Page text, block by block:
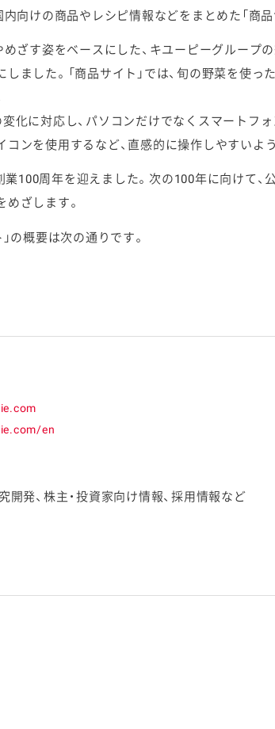
内向けの商品やレシピ情報などをまとめた「商品
めざす姿をベースにした、キユーピーグループ
ました。「商品サイト」では、旬の野菜を使
化に対応し、パソコンだけでなくスマートフ
ンを使用するなど、直感的に操作しやすいよ
100周年を迎えました。次の100年に向けて
ざします。
の概要は次の通りです。
en
開発、株主・投資家向け情報、採用情報など